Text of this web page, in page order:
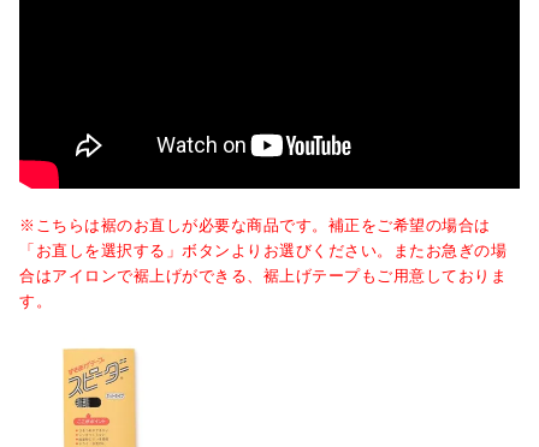
※こちらは裾のお直しが必要な商品です。補正をご希望の場合は
「お直しを選択する」ボタンよりお選びください。またお急ぎの場
合はアイロンで裾上げができる、裾上げテープもご用意しておりま
す。